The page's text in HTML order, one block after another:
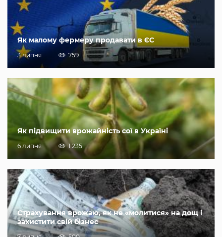
Як малому фермеру продавати в ЄС
3 липня 759
Як підвищити врожайність сої в Україні
6 липня 1 235
Страхування врожаю, як не «молитися» на дощ і
захистити свій бізнес